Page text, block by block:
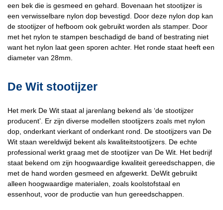
een bek die is gesmeed en gehard. Bovenaan het stootijzer is
een verwisselbare nylon dop bevestigd. Door deze nylon dop kan
de stootijzer of hefboom ook gebruikt worden als stamper. Door
met het nylon te stampen beschadigd de band of bestrating niet
want het nylon laat geen sporen achter. Het ronde staat heeft een
diameter van 28mm.
De Wit stootijzer
Het merk De Wit staat al jarenlang bekend als ‘de stootijzer
producent’. Er zijn diverse modellen stootijzers zoals met nylon
dop, onderkant vierkant of onderkant rond. De stootijzers van De
Wit staan wereldwijd bekent als kwaliteitstootijzers. De echte
professional werkt graag met de stootijzer van De Wit. Het bedrijf
staat bekend om zijn hoogwaardige kwaliteit gereedschappen, die
met de hand worden gesmeed en afgewerkt. DeWit gebruikt
alleen hoogwaardige materialen, zoals koolstofstaal en
essenhout, voor de productie van hun gereedschappen.